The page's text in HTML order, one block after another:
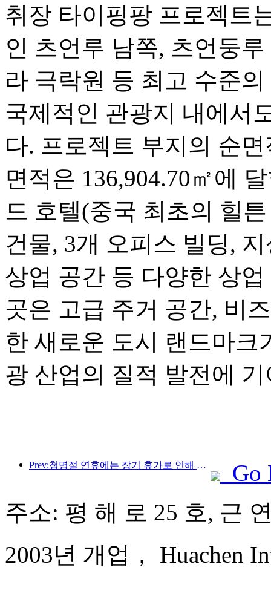
취장 타이핑팡 프로젝트
인 츠언루 남쪽, 츠언둥
라 극락원 등 최고 수준
국제적인 관광지 내에서
다. 프로젝트 부지의 순
면적은 136,904.70㎡에
드 호텔(중국 최초의 힐
건물, 3개 오피스 빌딩,
상업 공간 등 다양한 상
곳은 고급 주거 공간, 비
한 새로운 도시 랜드마크
광 산업의 질적 발전에
Prev:청명절 연휴에는 장기 휴가로 인해 여행객이 급증했으며, 나들이와 꽃 구경이 많은 도시에서 방문객 수 증가를 이끌었습니다.
Go
주소: 평 해 로 25 호, 근
2003년 개업， Huachen